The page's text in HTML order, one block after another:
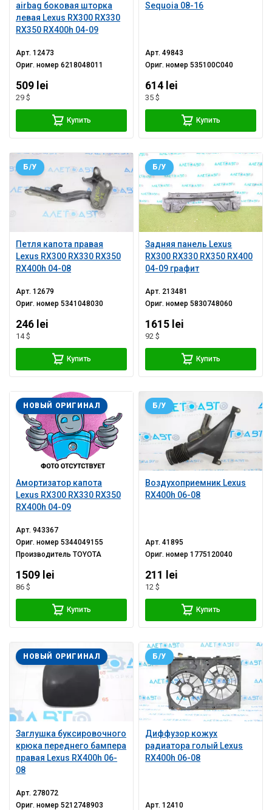
airbag боковая шторка
левая Lexus RX300 RX330
RX350 RX400h 04-09
Арт.12473
Ориг. номер6218048011
509 lei
29 $
Купить
Sequoia 08-16
Арт.49843
Ориг. номер535100C040
614 lei
35 $
Купить
Петля капота правая
Lexus RX300 RX330 RX350
RX400h 04-08
Б/У
Арт.12679
Ориг. номер5341048030
246 lei
14 $
Купить
Задняя панель Lexus
RX300 RX330 RX350 RX400
04-09 графит
Б/У
Арт. 213481
Ориг. номер5830748060
1615 lei
92 $
Купить
Амортизатор капота
Lexus RX300 RX330 RX350
RX400h 04-09
НОВЫЙ ОРИГИНАЛ
Арт.943367
Ориг. номер5344049155
ПроизводительTOYOTA
1509 lei
86 $
Купить
Воздухоприемник Lexus
RX400h 06-08
Б/У
Арт.41895
Ориг. номер1775120040
211 lei
12 $
Купить
Заглушка буксировочного
крюка переднего бампера
правая Lexus RX400h 06-
08
НОВЫЙ ОРИГИНАЛ
Арт. 278072
Ориг. номер5212748903
Диффузор кожух
радиатора голый Lexus
RX400h 06-08
Б/У
Арт.12410